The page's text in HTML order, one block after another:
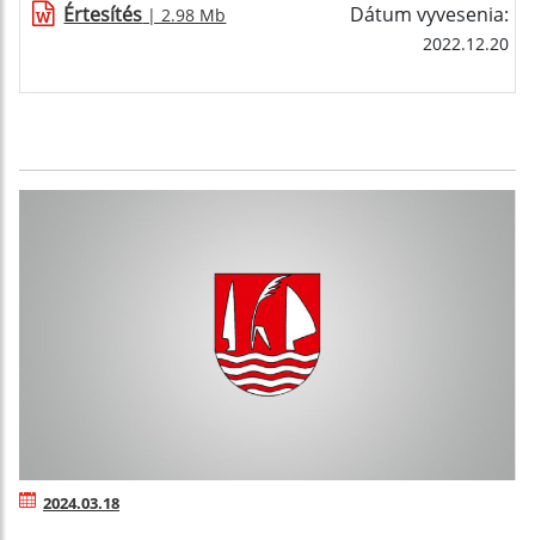
Értesítés | 2.98 Mb Dátum vyvesenia:
2022.12.20
2024.03.18